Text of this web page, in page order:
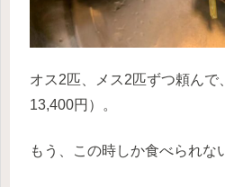
オス2匹、メス2匹ずつ頼んで
13,400円）。
もう、この時しか食べられな